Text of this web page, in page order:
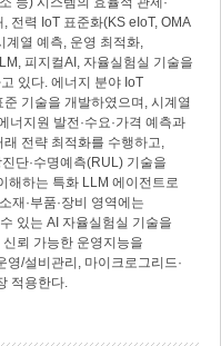
, 전력 IoT 표준화(KS eIoT, OMA
계열 예측, 운영 최적화,
피지컬AI, 자율실험실 기술을
있다. 에너지 분야 IoT
준 기술을 개발하였으며, 시계열
너지원 발전·수요·가격 예측과
래 전략 최적화를 수행하고,
단·수명예측(RUL) 기술을
해하는 특화 LLM 에이전트로
재·부품·장비 영역에는
있는 AI 자율실험실 기술을
뢰 가능한 운영지능을
영/설비관리, 마이크로그리드·
적용한다.